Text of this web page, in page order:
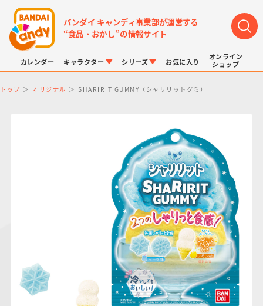
バンダイ キャンディ事業部が運営する
“食品・おかし”の情報サイト
カレンダー キャラクター
仮面ライダーシリー
プリキュアシリーズ
ガンダムシリーズ
ドラゴンボール
アンパンマン
シリーズ
キャラパキ
チョコサプ
にふぉるめーしょん
＆スクエアシール
ポケモンキッズ
ポケモンスケールワ
ールド
お気に入り
オンライン
ショップ
トップ オリジナル SHARIRIT GUMMY（シャリリットグミ）